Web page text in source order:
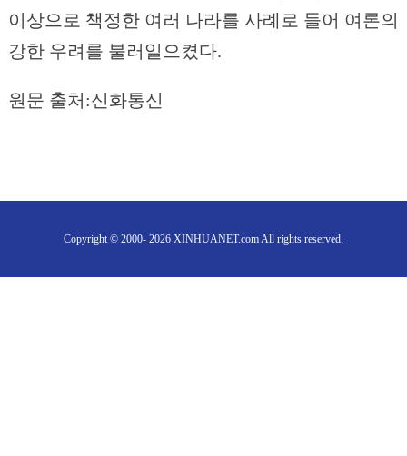
이상으로 책정한 여러 나라를 사례로 들어 여론의
강한 우려를 불러일으켰다.
원문 출처:신화통신
Copyright © 2000- 2026 XINHUANET.com All rights reserved.